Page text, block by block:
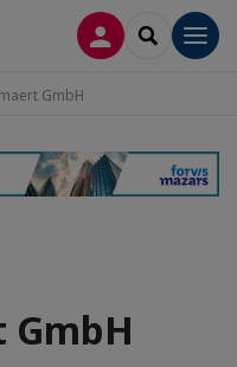
CONNEXION
GmbH
GmbH